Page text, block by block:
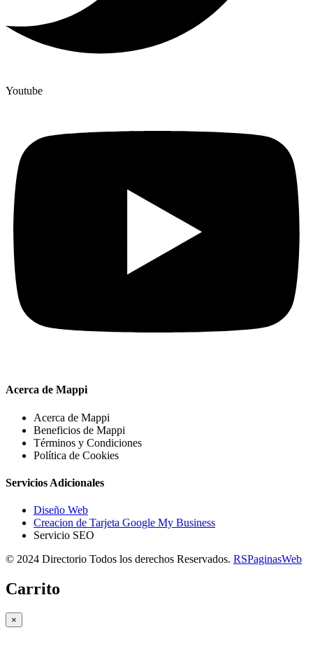
Youtube
Acerca de Mappi
Acerca de Mappi
Beneficios de Mappi
Términos y Condiciones
Política de Cookies
Servicios Adicionales
Diseño Web
Creacion de Tarjeta Google My Business
Servicio SEO
© 2024 Directorio Todos los derechos Reservados. RSPaginasWeb
Carrito
×